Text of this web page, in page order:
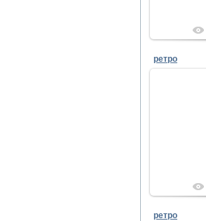
ретро
ретро